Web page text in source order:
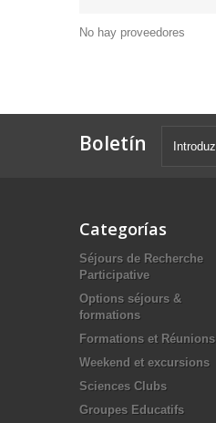
No hay proveedores
Boletín
Categorías
Séjours de Recherche
Participative
Options séjours &
formations
Formations et Réunions
Weekend et excursions
Sciences Clubs
Groupes Educatifs